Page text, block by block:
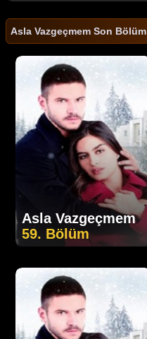
Asla Vazgeçmem Son Bölüm
Asla Vazgeçmem
59. Bölüm